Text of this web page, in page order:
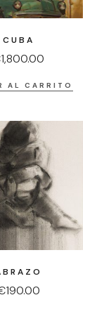
CUBA
1,800.00
AL CARRITO
190.00